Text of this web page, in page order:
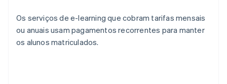
Os serviços de e-learning que cobram tarifas mensais
ou anuais usam pagamentos recorrentes para manter
os alunos matriculados.